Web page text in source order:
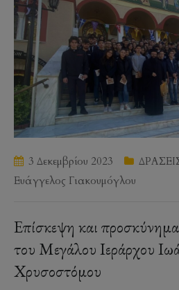
3 Δεκεμβρίου 2023
Ευάγγελος Γιακουμόγλου
Επίσκεψη και
του Μεγάλου Ιεράρχου
Χρυσοστόμου